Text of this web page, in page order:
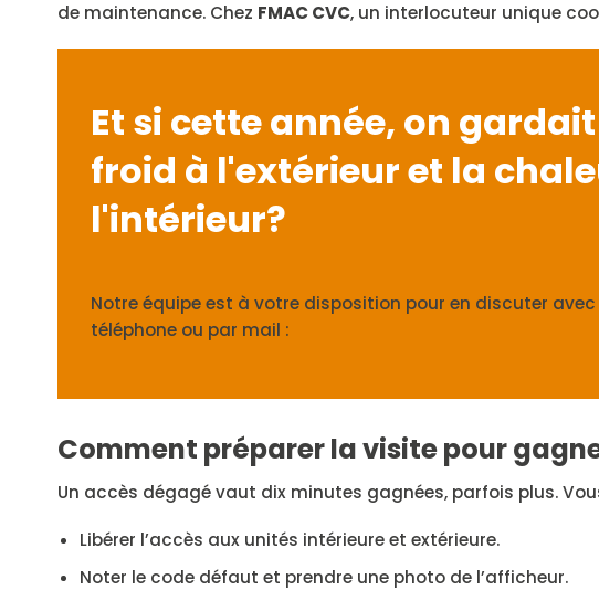
de maintenance. Chez FMAC CVC, un interlocuteur unique
Et si cette année, on
froid à l'extérieur et la
l'intérieur?
Notre équipe est à votre disposition pour en discuter avec
téléphone ou par mail :
Comment préparer la visite pour
Un accès dégagé vaut dix minutes gagnées, parfois plus.
Libérer l’accès aux unités intérieure et extérieure.
Noter le code défaut et prendre une photo de l’afficheur.